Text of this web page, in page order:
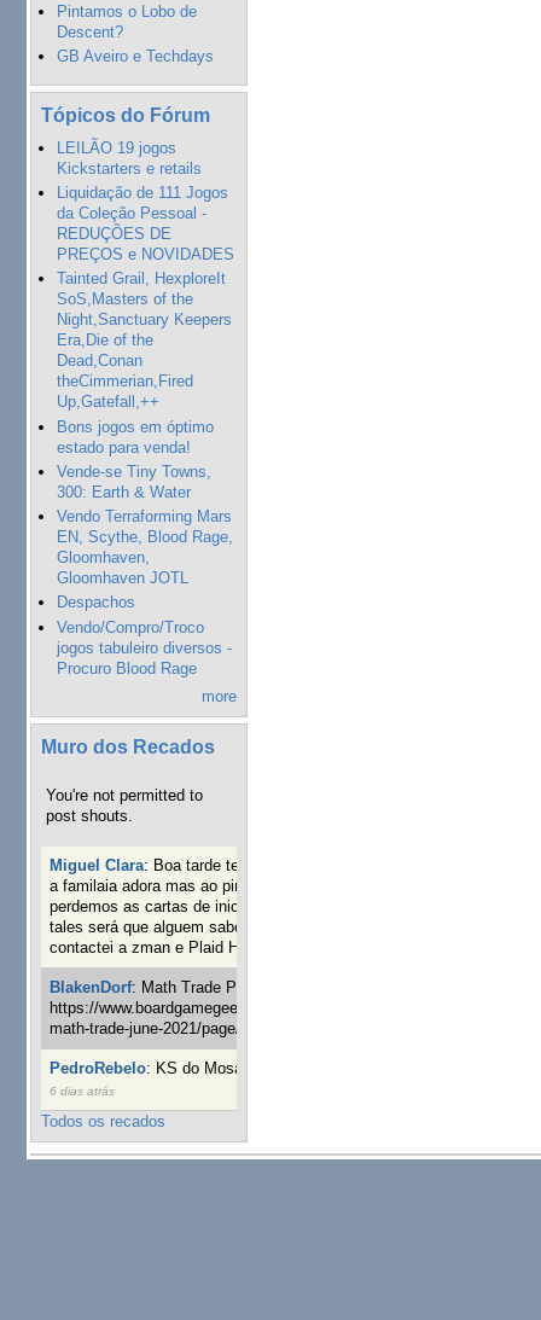
Pintamos o Lobo de
Descent?
GB Aveiro e Techdays
Tópicos do Fórum
LEILÃO 19 jogos
Kickstarters e retails
Liquidação de 111 Jogos
da Coleção Pessoal -
REDUÇÕES DE
PREÇOS e NOVIDADES
Tainted Grail, HexploreIt
SoS,Masters of the
Night,Sanctuary Keepers
Era,Die of the
Dead,Conan
theCimmerian,Fired
Up,Gatefall,++
Bons jogos em óptimo
estado para venda!
Vende-se Tiny Towns,
300: Earth & Water
Vendo Terraforming Mars
EN, Scythe, Blood Rage,
Gloomhaven,
Gloomhaven JOTL
Despachos
Vendo/Compro/Troco
jogos tabuleiro diversos -
Procuro Blood Rage
more
Muro dos Recados
You're not permitted to
post shouts.
Miguel Clara: Boa tarde tenho jogo Mice and mistics que
a familaia adora mas ao pintarmos as miniaturas
perdemos as cartas de iniciaticva da expanção downood
tales será que alguem sabe onde adquirir as cartas já
contactei a zman e Plaid Hat e nada
BlakenDorf: Math Trade Portuguesa a decorrer. Aqui:
https://www.boardgamegeek.com/geeklist/286035/portugal-
math-trade-june-2021/page/1
PedroRebelo: KS do Mosaic em 10 minutos :)
6 dias atrás
Todos os recados